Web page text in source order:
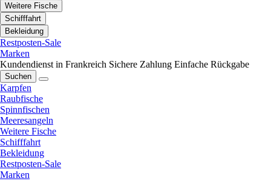
Weitere Fische
Schifffahrt
Bekleidung
Restposten-Sale
Marken
Kundendienst in Frankreich Sichere Zahlung Einfache Rückgabe
Suchen
Karpfen
Raubfische
Spinnfischen
Meeresangeln
Weitere Fische
Schifffahrt
Bekleidung
Restposten-Sale
Marken